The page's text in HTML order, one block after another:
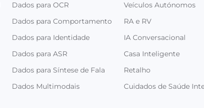
Dados para OCR
Dados para Comportamento
Dados para Identidade
Dados para ASR
Dados para Síntese de Fala
Dados Multimodais
Veículos Autónomos
RA e RV
IA Conversacional
Casa Inteligente
Retalho
Cuidados de Saúde